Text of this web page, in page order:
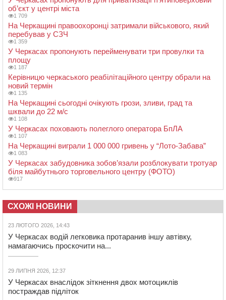
об’єкт у центрі міста
1 709
На Черкащині правоохоронці затримали військового, який
перебував у СЗЧ
1 359
У Черкасах пропонують перейменувати три провулки та
площу
1 187
Керівницю черкаського реабілітаційного центру обрали на
новий термін
1 135
На Черкащині сьогодні очікують грози, зливи, град та
шквали до 22 м/с
1 108
У Черкасах поховають полеглого оператора БпЛА
1 107
На Черкащині виграли 1 000 000 гривень у “Лото-Забава”
1 083
У Черкасах забудовника зобов’язали розблокувати тротуар
біля майбутнього торговельного центру (ФОТО)
917
СХОЖІ НОВИНИ
23 ЛЮТОГО 2026, 14:43
У Черкасах водій легковика протаранив іншу автівку,
намагаючись проскочити на...
29 ЛИПНЯ 2026, 12:37
У Черкасах внаслідок зіткнення двох мотоциклів
постраждав підліток